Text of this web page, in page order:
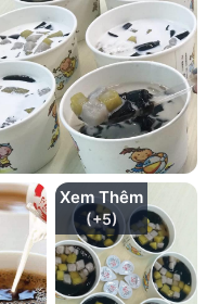
Xem Thêm
(+5)